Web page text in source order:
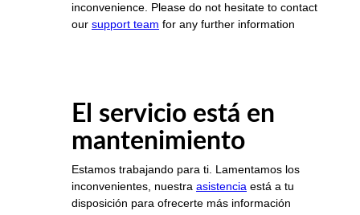
inconvenience. Please do not hesitate to contact
our support team for any further information
El servicio está en
mantenimiento
Estamos trabajando para ti. Lamentamos los
inconvenientes, nuestra asistencia está a tu
disposición para ofrecerte más información